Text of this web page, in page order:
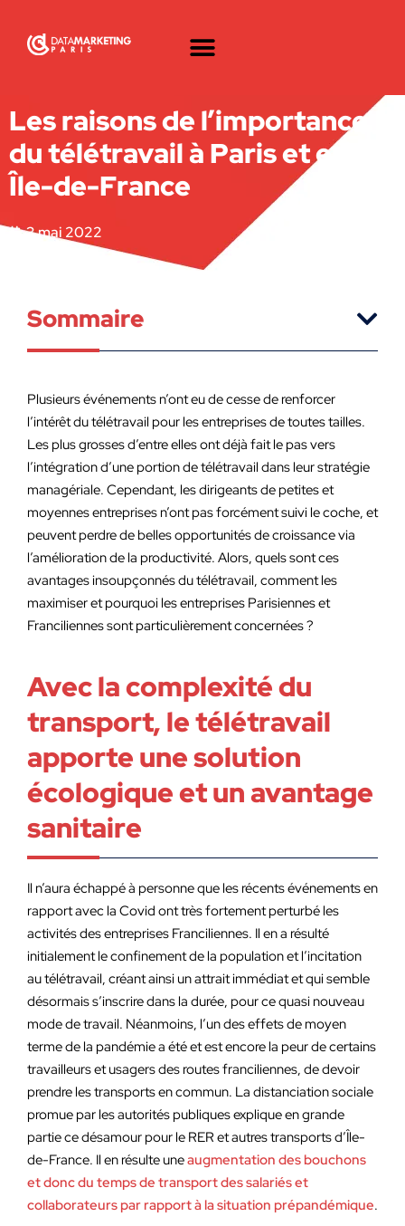
Les raisons de l’importance
du télétravail à Paris et en
Île-de-France
3 mai 2022
Sommaire
Plusieurs événements n’ont eu de cesse de renforcer
l’intérêt du télétravail pour les entreprises de toutes tailles.
Les plus grosses d’entre elles ont déjà fait le pas vers
l’intégration d’une portion de télétravail dans leur stratégie
managériale. Cependant, les dirigeants de petites et
moyennes entreprises n’ont pas forcément suivi le coche, et
peuvent perdre de belles opportunités de croissance via
l’amélioration de la productivité. Alors, quels sont ces
avantages insoupçonnés du télétravail, comment les
maximiser et pourquoi les entreprises Parisiennes et
Franciliennes sont particulièrement concernées ?
Avec la complexité du
transport, le télétravail
apporte une solution
écologique et un avantage
sanitaire
Il n’aura échappé à personne que les récents événements en
rapport avec la Covid ont très fortement perturbé les
activités des entreprises Franciliennes. Il en a résulté
initialement le confinement de la population et l’incitation
au télétravail, créant ainsi un attrait immédiat et qui semble
désormais s’inscrire dans la durée, pour ce quasi nouveau
mode de travail. Néanmoins, l’un des effets de moyen
terme de la pandémie a été et est encore la peur de certains
travailleurs et usagers des routes franciliennes, de devoir
prendre les transports en commun. La distanciation sociale
promue par les autorités publiques explique en grande
partie ce désamour pour le RER et autres transports d’Île-
de-France. Il en résulte uneaugmentation des bouchons
et donc du temps de transport des salariés et
collaborateurs par rapport à la situation prépandémique.